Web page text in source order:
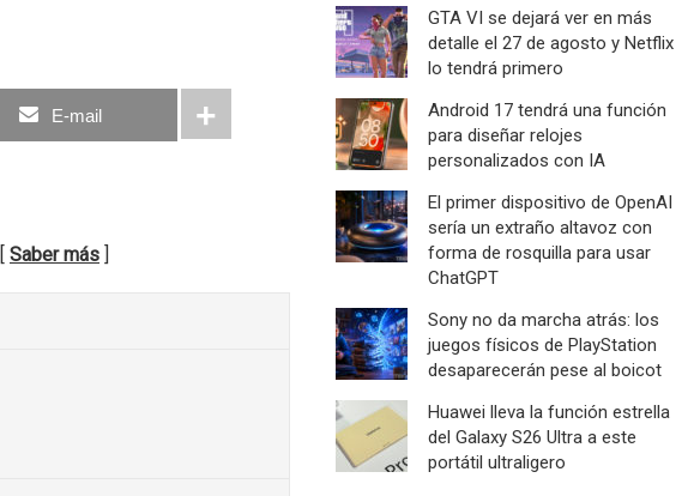
E-mail
Saber más
GTA VI se dejará ver en más
detalle el 27 de agosto y Netflix
lo tendrá primero
Android 17 tendrá una función
para diseñar relojes
personalizados con IA
El primer dispositivo de OpenAI
sería un extraño altavoz con
forma de rosquilla para usar
ChatGPT
Sony no da marcha atrás: los
juegos físicos de PlayStation
desaparecerán pese al boicot
Huawei lleva la función estrella
del Galaxy S26 Ultra a este
portátil ultraligero